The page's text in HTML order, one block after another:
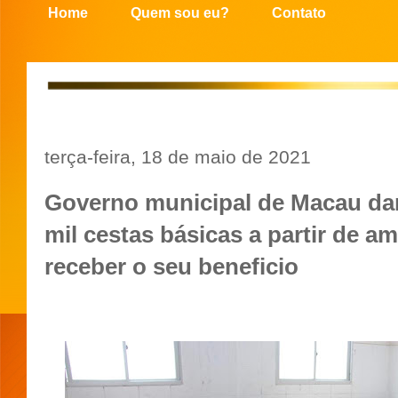
Home Quem sou eu? Contato
terça-feira, 18 de maio de 2021
Governo municipal de Macau
mil cestas básicas a partir de
receber o seu beneficio